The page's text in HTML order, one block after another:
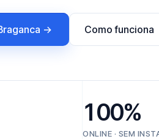
→ Como funciona
100%
ONLINE · SEM